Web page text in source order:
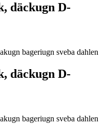
däckugn D-
däckugn D-